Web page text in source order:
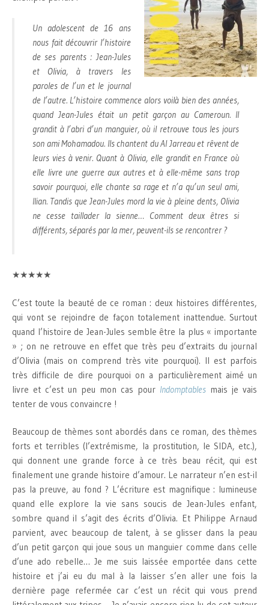
Un adolescent de 16 ans
nous fait découvrir l’histoire
de ses parents : Jean-Jules
et Olivia, à travers les
paroles de l’un et le journal
de l’autre. L’histoire commence alors voilà bien des années,
quand Jean-Jules était un petit garçon au Cameroun. Il
grandit à l’abri d’un manguier, où il retrouve tous les jours
son ami Mohamadou. Ils chantent du Al Jarreau et rêvent de
leurs vies à venir. Quant à Olivia, elle grandit en France où
elle livre une guerre aux autres et à elle-même sans trop
savoir pourquoi, elle chante sa rage et n’a qu’un seul ami,
Ilian. Tandis que Jean-Jules mord la vie à pleine dents, Olivia
ne cesse taillader la sienne… Comment deux êtres si
différents, séparés par la mer, peuvent-ils se rencontrer ?
★★★★★
C’est toute la beauté de ce roman : deux histoires différentes,
qui vont se rejoindre de façon totalement inattendue. Surtout
quand l’histoire de Jean-Jules semble être la plus « importante
» ; on ne retrouve en effet que très peu d’extraits du journal
d’Olivia (mais on comprend très vite pourquoi). Il est parfois
très difficile de dire pourquoi on a particulièrement aimé un
livre et c’est un peu mon cas pour Indomptables mais je vais
tenter de vous convaincre !
Beaucoup de thèmes sont abordés dans ce roman, des thèmes
forts et terribles (l’extrémisme, la prostitution, le SIDA, etc.),
qui donnent une grande force à ce très beau récit, qui est
finalement une grande histoire d’amour. Le narrateur n’en est-il
pas la preuve, au fond ? L’écriture est magnifique : lumineuse
quand elle explore la vie sans soucis de Jean-Jules enfant,
sombre quand il s’agit des écrits d’Olivia. Et Philippe Arnaud
parvient, avec beaucoup de talent, à se glisser dans la peau
d’un petit garçon qui joue sous un manguier comme dans celle
d’une ado rebelle… Je me suis laissée emportée dans cette
histoire et j’ai eu du mal à la laisser s’en aller une fois la
dernière page refermée car c’est un récit qui vous prend